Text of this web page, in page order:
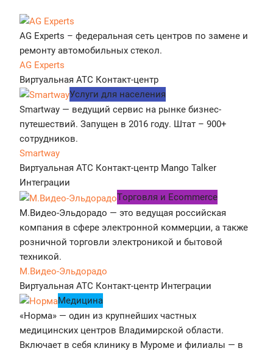
AG Experts – федеральная сеть центров по замене и
ремонту автомобильных стекол.
AG Experts
Виртуальная АТС Контакт-центр
Услуги для населения
Smartway — ведущий сервис на рынке бизнес-
путешествий. Запущен в 2016 году. Штат – 900+
сотрудников.
Smartway
Виртуальная АТС Контакт-центр Mango Talker
Интеграции
Tорговля и Ecommerce
М.Видео-Эльдорадо — это ведущая российская
компания в сфере электронной коммерции, а также
розничной торговли электроникой и бытовой
техникой.
М.Видео-Эльдорадо
Виртуальная АТС Контакт-центр Интеграции
Медицина
«Норма» — один из крупнейших частных
медицинских центров Владимирской области.
Включает в себя клинику в Муроме и филиалы — в